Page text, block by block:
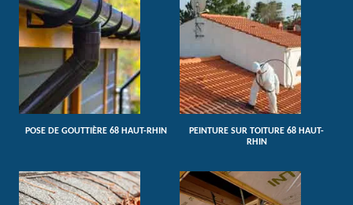
POSE DE GOUTTIÈRE 68 HAUT-RHIN
PEINTURE SUR TOITURE 68 HAUT-
RHIN